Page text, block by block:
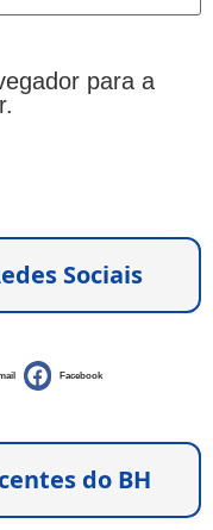
para a
Sociais
Facebook
do BH